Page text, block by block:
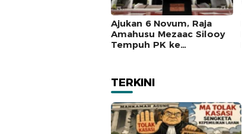
Ajukan 6 Novum, Raja
Amahusu Mezaac Silooy
Tempuh PK ke
TERKINI